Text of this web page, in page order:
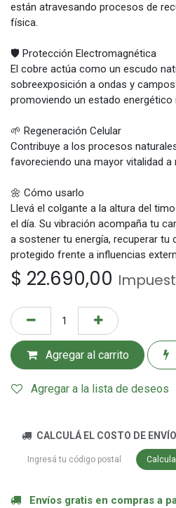
están atravesando procesos de
física.
🛡️ Protección Electromagnética
El cobre actúa como un escudo
sobreexposición a ondas y
promoviendo un estado energético
🌱 Regeneración Celular
Contribuye a los procesos
favoreciendo una mayor vitalidad a
🌼 Cómo usarlo
Llevá el colgante a la altura del
el día. Su vibración acompaña tu
a sostener tu energía, recuperar tu
protegido frente a influencias
$ 22.690,00
Agregar al carrito
Agregar a la lista de deseos
CALCULÁ EL COSTO DE ENVÍO
Envíos gratis en compras a